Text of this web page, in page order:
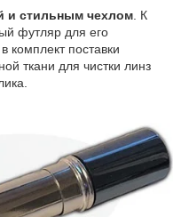
и стильным чехлом. К
футляр для его
комплект поставки
ткани для чистки линз